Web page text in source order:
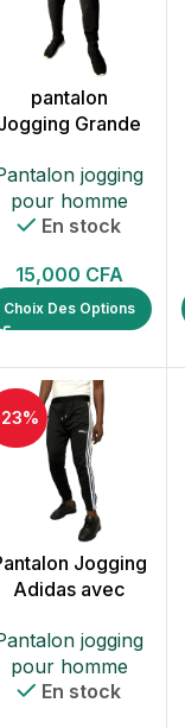
pantalon
Grande
jogging
pour homme
En stock
15,000 CFA
Choix Des Options
Jogging
Adidas avec
jogging
pour homme
En stock